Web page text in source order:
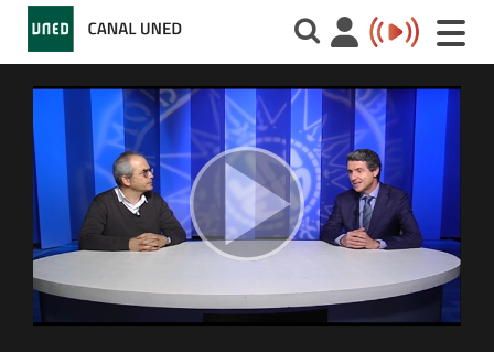
Toggle